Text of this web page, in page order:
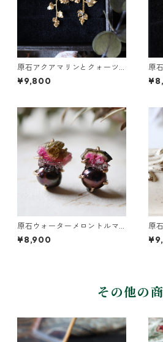
原石アクアマリンとクォーツ
とカニクサの葉ピアス
¥9,800
原
ツ
原石ウォーターメロントルマ
リンとパールのピアス
¥8,900
原
ン
その他の